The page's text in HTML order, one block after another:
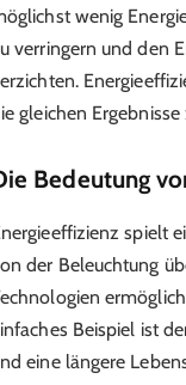
wenig
verringern und den
gleichen
Bedeutung
spielt
der Beleuchtung
Beispiel ist
eine längere